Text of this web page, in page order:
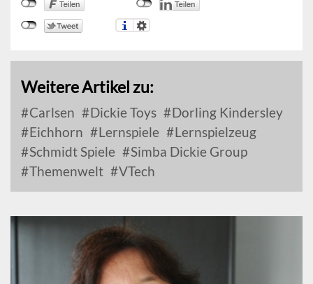
Weitere Artikel zu:
Carlsen Dickie Toys
Dorling Kindersley
Eichhorn
Lernspiele
Lernspielzeug
Schmidt Spiele
Simba Dickie Group
Themenwelt
VTech